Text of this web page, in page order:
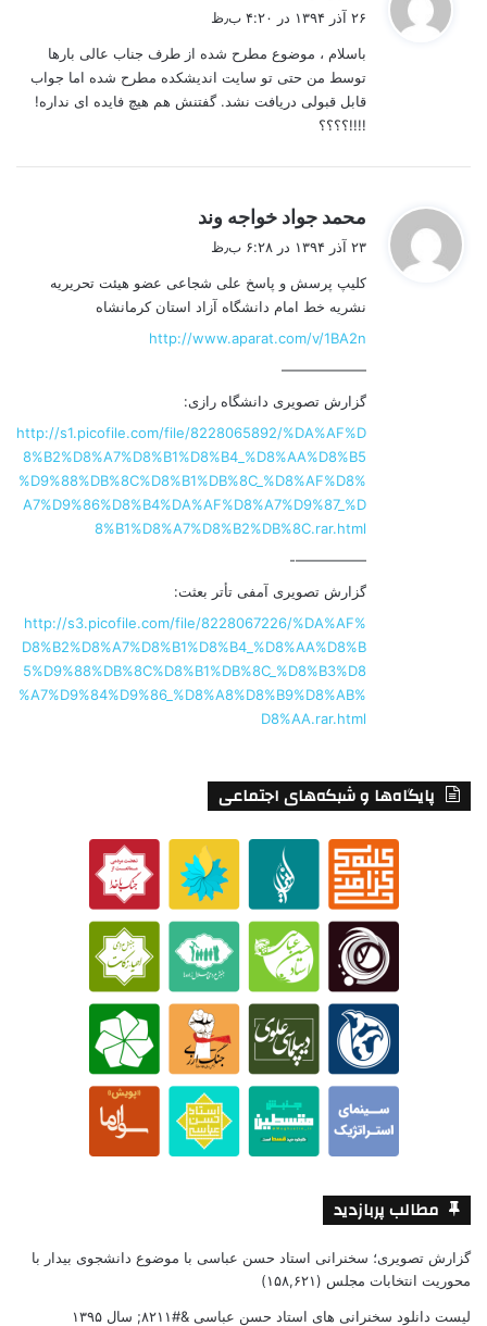
:
۲۶ آذر ۱۳۹۴ در ۴:۲۰ ب٫ظ
باسلام ، موضوع مطرح شده از طرف جناب عالی بارها
توسط من حتی تو سایت اندیشکده مطرح شده اما جواب
قابل قبولی دریافت نشد. گفتنش هم هیچ فایده ای نداره!
!!!!؟؟؟؟
محمد جواد خواجه وند
:
۲۳ آذر ۱۳۹۴ در ۶:۲۸ ب٫ظ
کلیپ پرسش و پاسخ علی شجاعی عضو هیئت تحریریه
نشریه خط امام دانشگاه آزاد استان کرمانشاه
http://www.aparat.com/v/1BA2n
——————
گزارش تصویری دانشگاه رازی:
http://s1.picofile.com/file/8228065892/%DA%AF%D
8%B2%D8%A7%D8%B1%D8%B4_%D8%AA%D8%B5
%D9%88%DB%8C%D8%B1%DB%8C_%D8%AF%D8%
A7%D9%86%D8%B4%DA%AF%D8%A7%D9%87_%D
8%B1%D8%A7%D8%B2%DB%8C.rar.html
—————-
گزارش تصویری آمفی تأتر بعثت:
http://s3.picofile.com/file/8228067226/%DA%AF%
D8%B2%D8%A7%D8%B1%D8%B4_%D8%AA%D8%B
5%D9%88%DB%8C%D8%B1%DB%8C_%D8%B3%D8
%A7%D9%84%D9%86_%D8%A8%D8%B9%D8%AB%
D8%AA.rar.html
پایگاه‌ها و شبکه‌های اجتماعی
مطالب پربازدید
گزارش تصویری؛ سخنرانی استاد حسن عباسی با موضوع دانشجوی بیدار با
محوریت انتخابات مجلس (۱۵۸,۶۲۱)
لیست دانلود سخنرانی های استاد حسن عباسی &#۸۲۱۱; سال ۱۳۹۵